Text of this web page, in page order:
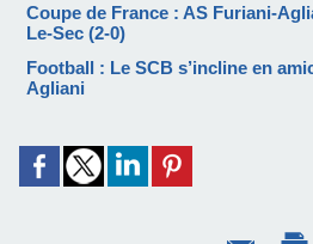
Coupe de France : AS Furiani-
Le-Sec (2-0)
Football : Le SCB s’incline en
Agliani